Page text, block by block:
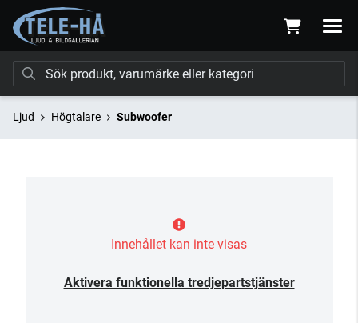
Ljud Högtalare Subwoofer
Innehållet kan inte visas
Aktivera funktionella tredjepartstjänster